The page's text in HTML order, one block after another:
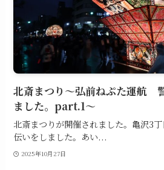
北斎まつり～弘前ねぷた運航
ました。part.1～
北斎まつりが開催されました。亀沢3
伝いをしました。あい...
2025年10月27日